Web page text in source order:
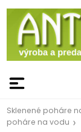
Sklenené poháre
poháre na vodu